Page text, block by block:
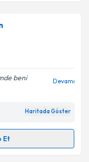
takvimi talebi
almanız için bir
bilgilendireceğiz.
ilişkin
Aydınlatma
beni
Devamı
Haritada Göster
Et